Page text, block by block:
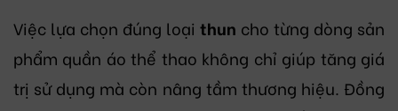
Việc lựa chọn đúng loại thun cho từng dòng sản
phẩm quần áo thể thao không chỉ giúp tăng giá
trị sử dụng mà còn nâng tầm thương hiệu. Đồng